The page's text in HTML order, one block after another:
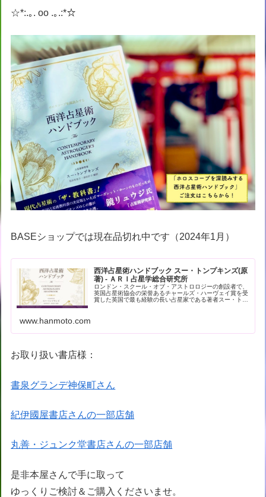
☆*:.｡. oo .｡.:*☆
BASEショップでは現在品切れ中です（2024年1月）
西洋占星術ハンドブック スー・トンプキンズ(原
著) - ＡＲＩ占星学総合研究所
ロンドン・スクール・オブ・アストロロジーの創設者で、
英国占星術協会の栄誉あるチャールズ・ハーヴェイ賞を受
賞した英国で最も経験の長い占星家である著者スー・トン
www.hanmoto.com
お取り扱い書店様：
書泉グランデ神保町さん
紀伊國屋書店さんの一部店舗
丸善・ジュンク堂書店さんの一部店舗
是非本屋さんで手に取って
ゆっくりご検討＆ご購入くださいませ。